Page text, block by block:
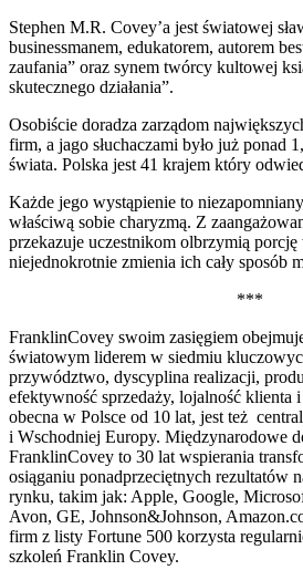
Stephen M.R. Covey’a jest światowej
businessmanem, edukatorem, autorem
zaufania” oraz synem twórcy kultowej
skutecznego działania”.
Osobiście doradza zarządom
firm, a jago słuchaczami było już ponad
świata. Polska jest 41 krajem który
Każde jego wystąpienie to
właściwą sobie charyzmą. Z
przekazuje uczestnikom olbrzymią porcję
niejednokrotnie zmienia ich cały sposób
***
FranklinCovey swoim zasięgiem
światowym liderem w siedmiu
przywództwo, dyscyplina realizacji,
efektywność sprzedaży, lojalność klienta
obecna w Polsce od 10 lat, jest też
i Wschodniej Europy. Międzynarodowe
FranklinCovey to 30 lat wspierania
osiąganiu ponadprzeciętnych rezultatów
rynku, takim jak: Apple, Google,
Avon, GE, Johnson&Johnson,
firm z listy Fortune 500 korzysta
szkoleń Franklin Covey.